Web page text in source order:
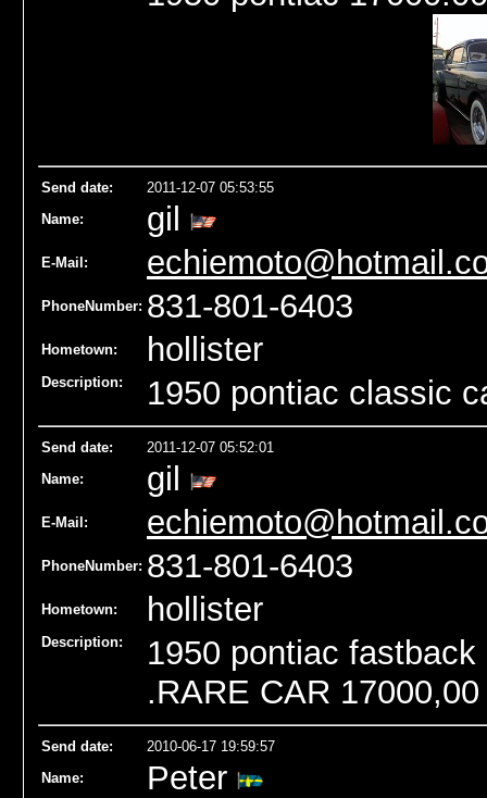
Send date:
2011-12-07 05:53:55
Name: gil
E-Mail:
PhoneNumber: 831-801-6403
Hometown: hollister
Description: 1950 pontiac classic
Send date:
2011-12-07 05:52:01
Name: gil
E-Mail:
PhoneNumber: 831-801-6403
Hometown: hollister
Description:
1950 pontiac
.RARE CAR
Send date:
2010-06-17 19:59:57
Name: Peter